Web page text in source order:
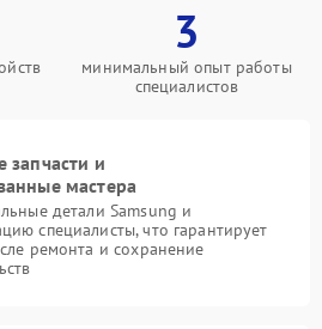
3
минимальный опыт работы
специалистов
запчасти и
мастера
детали Samsung и
специалисты, что гарантирует
ремонта и сохранение